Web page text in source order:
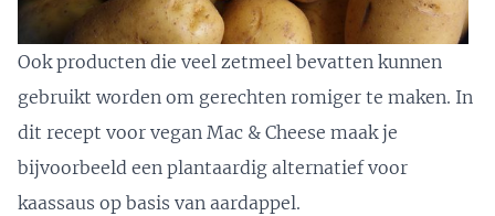
Ook producten die veel zetmeel bevatten kunnen
gebruikt worden om gerechten romiger te maken. In
dit recept voor vegan Mac & Cheese maak je
bijvoorbeeld een plantaardig alternatief voor
kaassaus op basis van aardappel.